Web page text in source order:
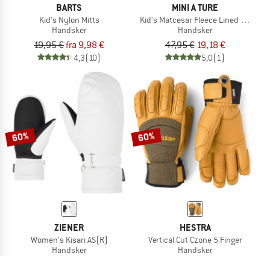
BARTS
Kid's Nylon Mitts
Handsker
19,95 €fra 9,98 €
4,3(10)
MINI A TURE
Kid's Matcesar Fleece Lined Mittens
Handsker
47,95 € 19,18 €
5,0(1)
60%
ZIENER
Women's Kisari AS(R)
Handsker
60%
HESTRA
Vertical Cut Czone 5 Finger
Handsker